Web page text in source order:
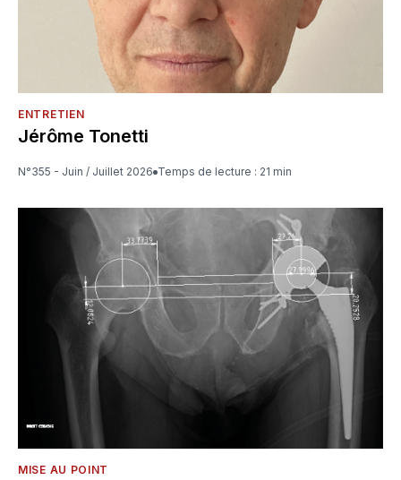
ENTRETIEN
Jérôme Tonetti
N°355 - Juin / Juillet 2026 Temps de lecture : 21 min
MISE AU POINT